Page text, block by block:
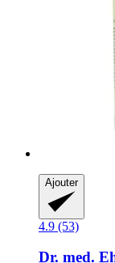
Ajouter
4.9 (53)
Dr. med.